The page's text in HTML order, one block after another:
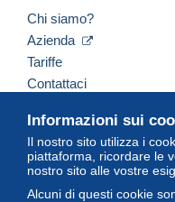
Informazioni sui
Il nostro sito utilizza i
piattaforma, ricordare le
nostro sito alle vostre
Alcuni di questi cookie
Chi siamo?
Azienda
Tariffe
Contattaci
Italiano USD